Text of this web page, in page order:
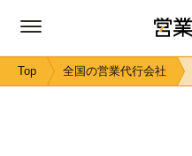
Top 全国の営業代行会社